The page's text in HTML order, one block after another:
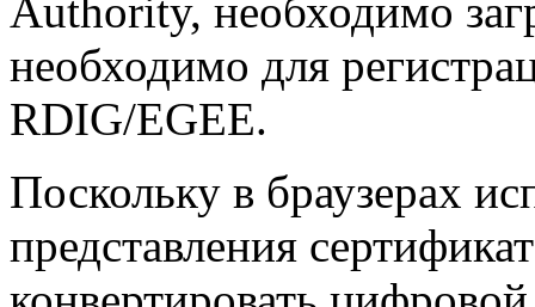
Authority, необходимо
необходимо для
RDIG/EGEE.
Поскольку в браузерах
представления